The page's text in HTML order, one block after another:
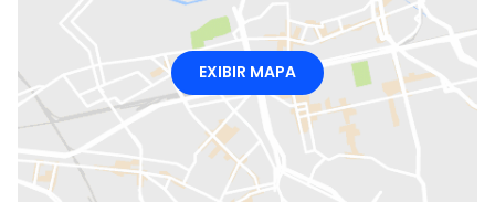
EXIBIR MAPA